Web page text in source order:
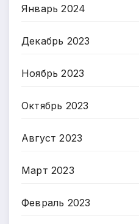
Январь 2024
Декабрь 2023
Ноябрь 2023
Октябрь 2023
Август 2023
Март 2023
Февраль 2023